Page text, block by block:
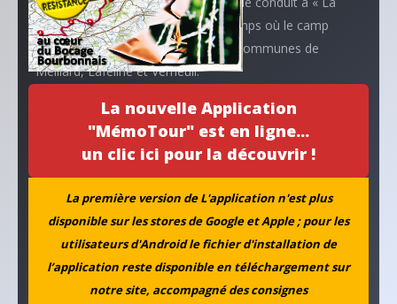
La nouvelle Application
"MémoTour" est en ligne...
un clic ici pour la découvrir !
La première version de L'application n'est plus
disponible sur les stores de Google et Apple ; pour les
utilisateurs d'Android le fichier d'installation de
l’application reste disponible en téléchargement sur
notre site, accompagné des consignes
Pièce Plate » dans les bois des Champs où le camp
HOCHE va s’installer à la limite des communes de
Meillard, Laféline et Verneuil.